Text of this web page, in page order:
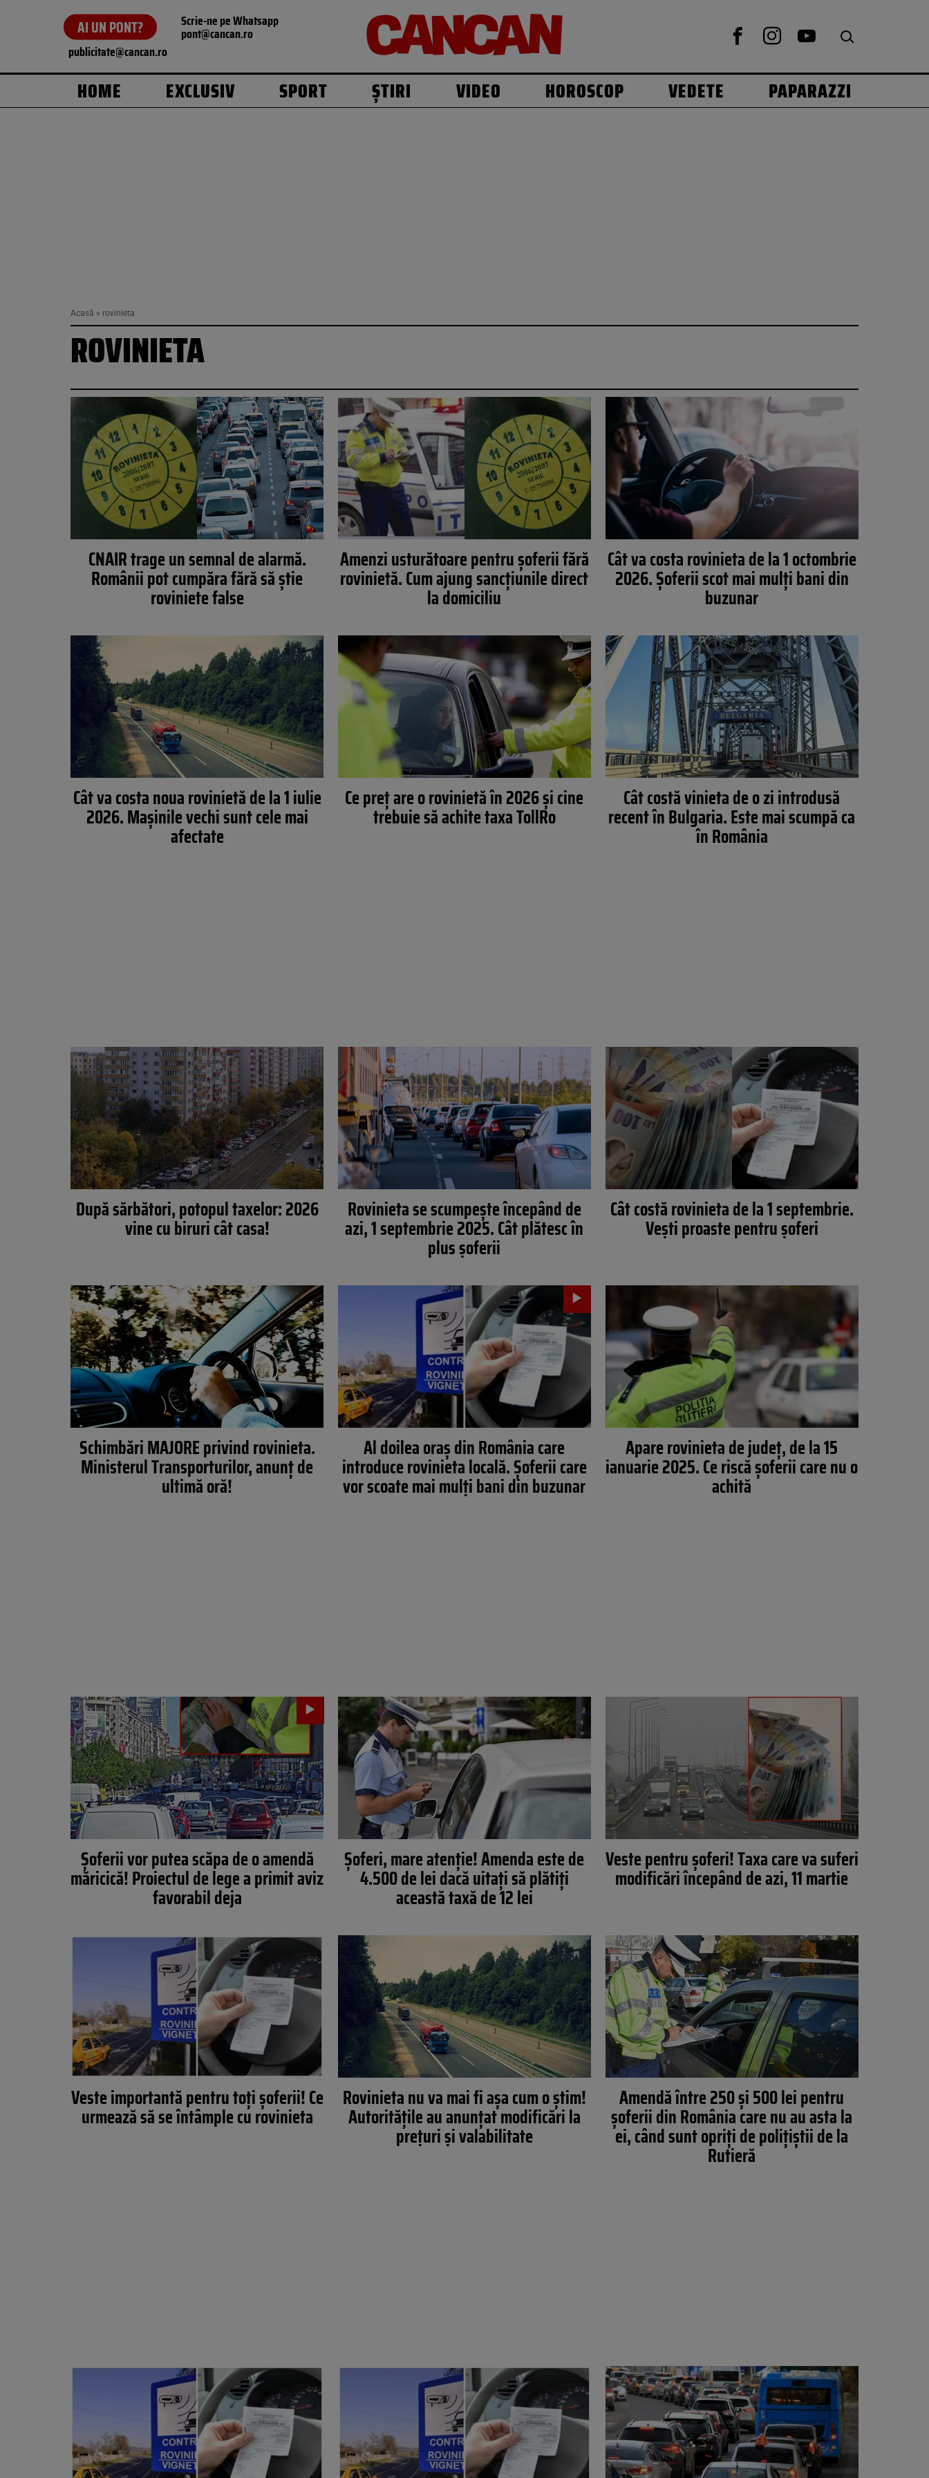
AI UN PONT? Scrie-ne pe Whatsapp
pont@cancan.ro
publicitate@cancan.ro
HOME EXCLUSIV SPORT ȘTIRI VIDEO HOROSCOP VEDETE PAPARAZZI
Acasă » rovinieta
ROVINIETA
CNAIR trage un semnal de alarmă.
Românii pot cumpăra fără să știe
roviniete false
Amenzi usturătoare pentru șoferii fără
rovinietă. Cum ajung sancțiunile direct
la domiciliu
Cât va costa rovinieta de la 1 octombrie
2026. Șoferii scot mai mulți bani din
buzunar
Cât va costa noua rovinietă de la 1 iulie
2026. Mașinile vechi sunt cele mai
afectate
Ce preț are o rovinietă în 2026 și cine
trebuie să achite taxa TollRo
Cât costă vinieta de o zi introdusă
recent în Bulgaria. Este mai scumpă ca
în România
După sărbători, potopul taxelor: 2026
vine cu biruri cât casa!
Rovinieta se scumpește începând de
azi, 1 septembrie 2025. Cât plătesc în
plus șoferii
Cât costă rovinieta de la 1 septembrie.
Vești proaste pentru șoferi
Schimbări MAJORE privind rovinieta.
Ministerul Transporturilor, anunț de
ultimă oră!
Al doilea oraș din România care
introduce rovinieta locală. Șoferii care
vor scoate mai mulți bani din buzunar
Apare rovinieta de județ, de la 15
ianuarie 2025. Ce riscă șoferii care nu o
achită
Șoferii vor putea scăpa de o amendă
măricică! Proiectul de lege a primit aviz
favorabil deja
Șoferi, mare atenție! Amenda este de
4.500 de lei dacă uitați să plătiți
această taxă de 12 lei
Veste pentru șoferi! Taxa care va suferi
modificări începând de azi, 11 martie
Veste importantă pentru toți șoferii! Ce
urmează să se întâmple cu rovinieta
Rovinieta nu va mai fi așa cum o știm!
Autoritățile au anunțat modificări la
prețuri și valabilitate
Amendă între 250 și 500 lei pentru
șoferii din România care nu au asta la
ei, când sunt opriți de polițiștii de la
Rutieră